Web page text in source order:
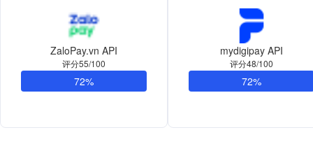
ZaloPay.vn API
评分55/100
72%
mydigipay API
评分48/100
72%